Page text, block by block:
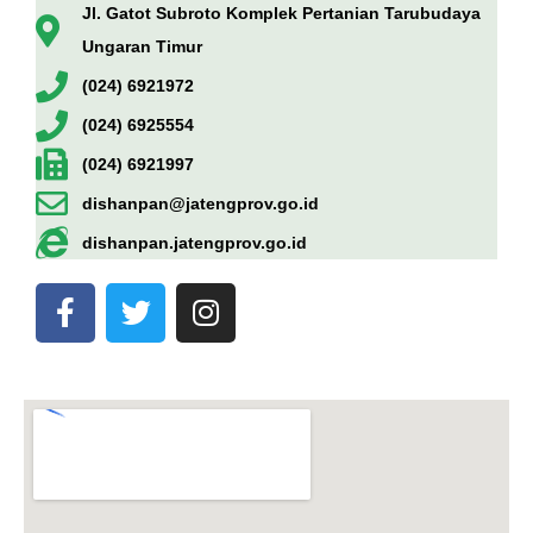
Jl. Gatot Subroto Komplek Pertanian Tarubudaya
Ungaran Timur
(024) 6921972
(024) 6925554
(024) 6921997
dishanpan@jatengprov.go.id
dishanpan.jatengprov.go.id
F
a
b
k
T
w
t
I
n
a
a